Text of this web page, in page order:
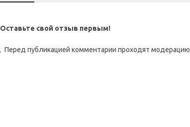
Оставьте свой отзыв первым!
Перед публикацией комментарии проходят модерацию